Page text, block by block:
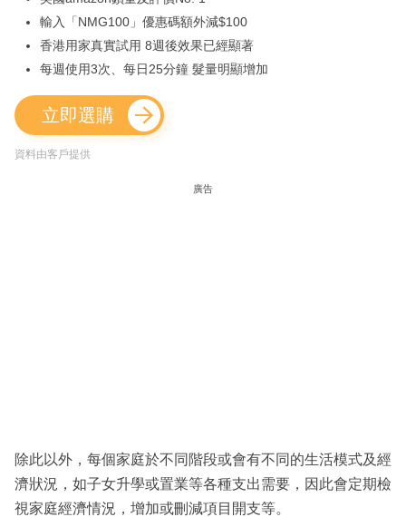
輸入「NMG100」優惠碼額外減$100
香港用家真實試用 8週後效果已經顯著
每週使用3次、每日25分鐘 髮量明顯增加
立即選購
資料由客戶提供
廣告
除此以外，每個家庭於不同階段或會有不同的生活模式及經
濟狀況，如子女升學或置業等各種支出需要，因此會定期檢
視家庭經濟情況，增加或刪減項目開支等。